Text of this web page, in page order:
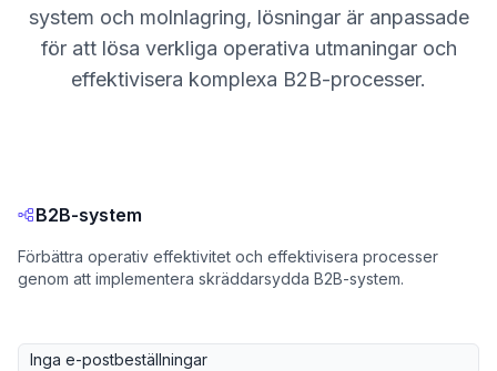
system och molnlagring, lösningar är anpassade
för att lösa verkliga operativa utmaningar och
effektivisera komplexa B2B-processer.
B2B-system
Förbättra operativ effektivitet och effektivisera processer
genom att implementera skräddarsydda B2B-system.
Inga e-postbeställningar